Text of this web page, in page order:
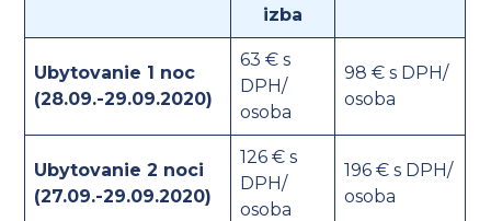
izba
Ubytovanie 1 noc
(28.09.-29.09.2020)
63 € s
DPH/
osoba
98 € s DPH/
osoba
Ubytovanie 2 noci
(27.09.-29.09.2020)
126 € s
DPH/
osoba
196 € s DPH/
osoba